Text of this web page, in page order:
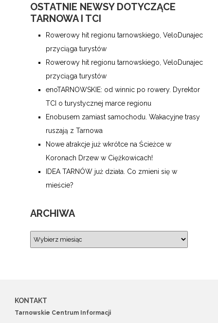
OSTATNIE NEWSY DOTYCZĄCE
TARNOWA I TCI
Rowerowy hit regionu tarnowskiego, VeloDunajec
przyciąga turystów
Rowerowy hit regionu tarnowskiego, VeloDunajec
przyciąga turystów
enoTARNOWSKIE: od winnic po rowery. Dyrektor
TCI o turystycznej marce regionu
Enobusem zamiast samochodu. Wakacyjne trasy
ruszają z Tarnowa
Nowe atrakcje już wkrótce na Ścieżce w
Koronach Drzew w Ciężkowicach!
IDEA TARNÓW już działa. Co zmieni się w
mieście?
ARCHIWA
KONTAKT
Tarnowskie Centrum Informacji